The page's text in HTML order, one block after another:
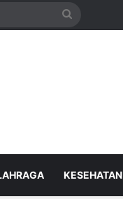
Search
KESEHATAN